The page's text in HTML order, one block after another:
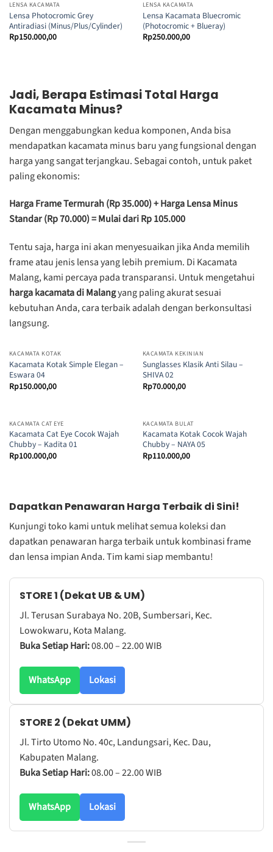
LENSA KACAMATA
Lensa Photocromic Grey
Antiradiasi (Minus/Plus/Cylinder)
Rp150.000,00
LENSA KACAMATA
Lensa Kacamata Bluecromic
(Photocromic + Blueray)
Rp250.000,00
Jadi, Berapa Estimasi Total Harga
Kacamata Minus?
Dengan menggabungkan kedua komponen, Anda bisa
mendapatkan kacamata minus baru yang fungsional dengan
harga yang sangat terjangkau. Sebagai contoh, untuk paket
paling ekonomis:
Harga Frame Termurah (Rp 35.000) + Harga Lensa Minus
Standar (Rp 70.000) = Mulai dari Rp 105.000
Tentu saja, harga ini akan menyesuaikan jika Anda memilih
frame atau jenis lensa yang lebih premium. Di Kacamata
Malang, kami percaya pada transparansi. Untuk mengetahui
harga kacamata di Malangyang paling akurat sesuai
kebutuhan Anda, cara terbaik adalah dengan berkonsultasi
langsung.
KACAMATA KOTAK
Kacamata Kotak Simple Elegan –
Eswara 04
Rp150.000,00
KACAMATA KEKINIAN
Sunglasses Klasik Anti Silau –
SHIVA 02
Rp70.000,00
KACAMATA CAT EYE
Kacamata Cat Eye Cocok Wajah
Chubby – Kadita 01
Rp100.000,00
KACAMATA BULAT
Kacamata Kotak Cocok Wajah
Chubby – NAYA 05
Rp110.000,00
Dapatkan Penawaran Harga Terbaik di Sini!
Kunjungi toko kami untuk melihat semua koleksi dan
dapatkan penawaran harga terbaik untuk kombinasi frame
dan lensa impian Anda. Tim kami siap membantu!
STORE 1 (Dekat UB & UM)
Jl. Terusan Surabaya No. 20B, Sumbersari, Kec.
Lowokwaru, Kota Malang.
Buka Setiap Hari:08.00 – 22.00 WIB
WhatsApp Lokasi
STORE 2 (Dekat UMM)
Jl. Tirto Utomo No. 40c, Landungsari, Kec. Dau,
Kabupaten Malang.
Buka Setiap Hari:08.00 – 22.00 WIB
WhatsApp Lokasi